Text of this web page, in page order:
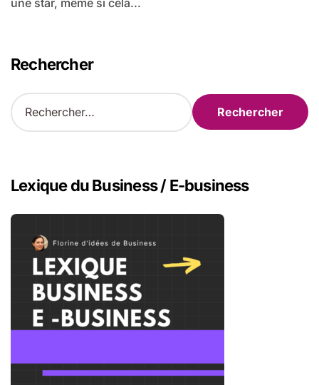
une star, même si cela...
Rechercher
R
e
r
c
Lexique du Business / E-business